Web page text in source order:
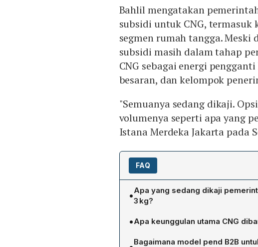
Bahlil mengatakan
subsidi untuk CNG, termasuk
segmen rumah tangga.
subsidi masih dalam tahap
CNG sebagai energi
besaran, dan kelompok
"Semuanya sedang dikaji.
volumenya seperti apa yang
Istana Merdeka Jakarta pada
FAQ
•Apa yang sedang dikaji
3 kg?
Pemerintah sedang mengkaji
besaran subsidi, volume yang
termasuk kemungkinan penerapan
•Apa keunggulan utama CNG
Menurut Bahlil, keunggulan utama
Bagaimana model pend B2B